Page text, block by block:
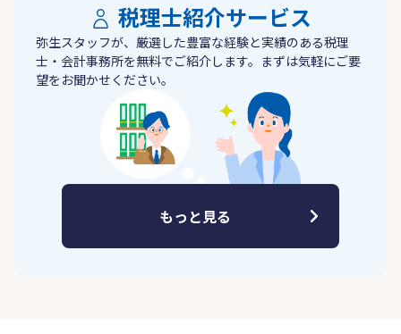
税理士紹介サービス
弥生スタッフが、厳選した豊富な経験と実績のある税理
士・会計事務所を無料でご紹介します。まずは気軽にご要
望をお聞かせください。
もっと見る